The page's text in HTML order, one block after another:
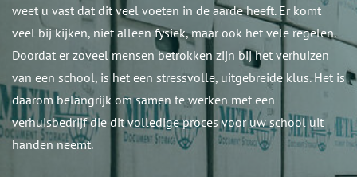
weet u vast dat dit veel voeten in de aarde heeft. Er komt
veel bij kijken, niet alleen fysiek, maar ook het vele regelen.
Doordat er zoveel mensen betrokken zijn bij het verhuizen
van een school, is het een stressvolle, uitgebreide klus. Het is
daarom belangrijk om samen te werken met een
verhuisbedrijf die dit volledige proces voor uw school uit
handen neemt.